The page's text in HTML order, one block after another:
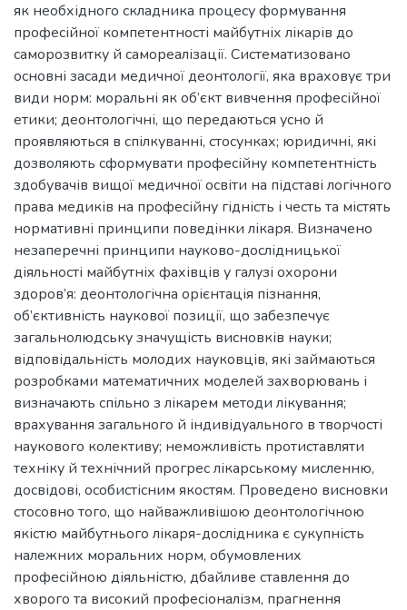
як необхідного складника процесу формування
професійної компетентності майбутніх лікарів до
саморозвитку й самореалізації. Систематизовано
основні засади медичної деонтології, яка враховує три
види норм: моральні як об’єкт вивчення професійної
етики; деонтологічні, що передаються усно й
проявляються в спілкуванні, стосунках; юридичні, які
дозволяють сформувати професійну компетентність
здобувачів вищої медичної освіти на підставі логічного
права медиків на професійну гідність і честь та містять
нормативні принципи поведінки лікаря. Визначено
незаперечні принципи науково-дослідницької
діяльності майбутніх фахівців у галузі охорони
здоров’я: деонтологічна орієнтація пізнання,
об’єктивність наукової позиції, що забезпечує
загальнолюдську значущість висновків науки;
відповідальність молодих науковців, які займаються
розробками математичних моделей захворювань і
визначають спільно з лікарем методи лікування;
врахування загального й індивідуального в творчості
наукового колективу; неможливість протиставляти
техніку й технічний прогрес лікарському мисленню,
досвідові, особистісним якостям. Проведено висновки
стосовно того, що найважливішою деонтологічною
якістю майбутнього лікаря-дослідника є сукупність
належних моральних норм, обумовлених
професійною діяльністю, дбайливе ставлення до
хворого та високий професіоналізм, прагнення